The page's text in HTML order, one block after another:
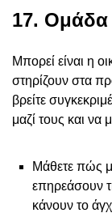
17. Ομάδα
Μπορεί είναι η
στηρίζουν στα
βρείτε
μαζί τους και να
Μάθετε πώς
επηρεάσουν
κάνουν το